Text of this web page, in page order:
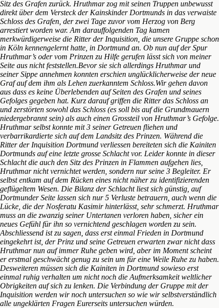
Sitz des Grafen zurück. Hruthmar zog mit seinen Truppen unbewusst
direkt über dem Versteck der Kainskinder Dortmunds in das verwaiste
Schloss des Grafen, der zwei Tage zuvor vom Herzog von Berg
arrestiert worden war. Am darauffolgenden Tag kamen
merkwürdigerweise die Ritter der Inquisition, die unsere Gruppe schon
in Köln kennengelernt hatte, in Dortmund an. Ob nun auf der Spur
Hruthmar’s oder vom Prinzen zu Hilfe gerufen lässt sich von meiner
Seite aus nicht feststellen.Bevor sie sich allerdings Hruthmar und
seiner Sippe annehmen konnten erschien unglücklicherweise der neue
Graf auf dem ihm als Lehen zuerkanntem Schloss.Wir gehen davon
aus dass es keine Überlebenden auf Seiten des Grafen und seines
Gefolges gegeben hat. Kurz darauf griffen die Ritter das Schloss an
und zerstörten sowohl das Schloss (es soll bis auf die Grundmauern
niedergebrannt sein) als auch einen Grossteil von Hruthmar’s Gefolge.
Hruthmar selbst konnte mit 3 seiner Getreuen fliehen und
verbarrikardierte sich auf dem Landsitz des Prinzen. Während die
Ritter der Inquisition Dortmund verliessen bereiteten sich die Kainiten
Dortmunds auf eine letzte grosse Schlacht vor. Leider konnte in dieser
Schlacht die auch den Sitz des Prinzen in Flammen aufgehen lies,
Hruthmar nicht vernichtet werden, sondern nur seine 3 Begleiter. Er
selbst entkam auf dem Rücken eines nicht näher zu identifizierenden
geflügeltem Wesen. Die Bilanz der Schlacht liest sich günstig, auf
Dortmunder Seite lassen sich nur 5 Verluste betrauern, auch wenn die
Lücke, die der Nosferatu Kasimir hinterlässt, sehr schmerzt. Hruthmar
muss an die zwanzig seiner Untertanen verloren haben, sicher ein
neues Gefühl für ihn so vernichtend geschlagen worden zu sein.
Abschliessend ist zu sagen, dass erst einmal Frieden in Dortmund
eingekehrt ist, der Prinz und seine Getreuen erwarten zwar nicht dass
Hruthmar nun auf immer Ruhe geben wird, aber im Moment scheint
er erstmal geschwächt genug zu sein um für eine Weile Ruhe zu haben.
Desweiteren müssen sich die Kainiten in Dortmund sowieso erst
einmal ruhig verhalten um nicht noch die Aufmerksamkeit weltlicher
Obrigkeiten auf sich zu lenken. Die Verbindung der Gruppe mit der
Inquisition werden wir noch untersuchen so wie wir selbstverständlich
alle ungeklärten Fragen Eurerseits untersuchen würden.